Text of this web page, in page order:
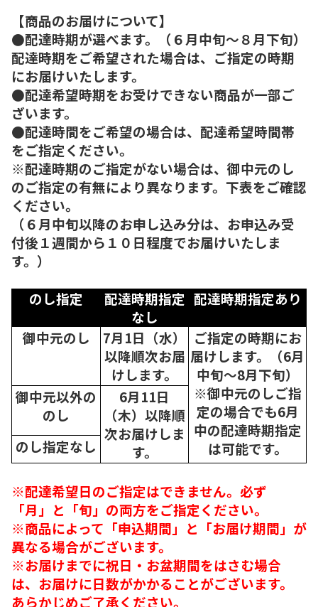
【商品のお届けについて】
●配達時期が選べます。（６月中旬～８月下旬）
配達時期をご希望された場合は、ご指定の時期
にお届けいたします。
●配達希望時期をお受けできない商品が一部ご
ざいます。
●配達時間をご希望の場合は、配達希望時間帯
をご指定ください。
※配達時期のご指定がない場合は、御中元のし
のご指定の有無により異なります。下表をご確認
ください。
（６月中旬以降のお申し込み分は、お申込み受
付後１週間から１０日程度でお届けいたしま
す。）
のし指定
配達時期指定
なし
配達時期指定あり
御中元のし
7月1日（水）
以降順次お届
けします。
ご指定の時期にお
届けします。（6月
中旬～8月下旬）
※御中元のしご指
定の場合でも6月
中の配達時期指定
は可能です。
御中元以外の
のし
6月11日
（木）以降順
次お届けしま
す。
のし指定なし
※配達希望日のご指定はできません。必ず
「月」と「旬」の両方をご指定ください。
※商品によって「申込期間」と「お届け期間」が
異なる場合がございます。
※お届けまでに祝日・お盆期間をはさむ場合
は、お届けに日数がかかることがございます。
あらかじめご了承ください。